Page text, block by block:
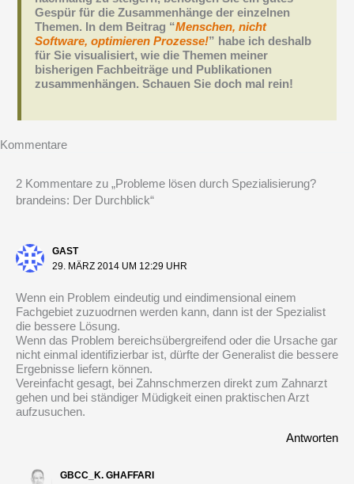
Gespür für die Zusammenhänge der einzelnen
Themen. In dem Beitrag “Menschen, nicht
Software, optimieren Prozesse!” habe ich deshalb
für Sie visualisiert, wie die Themen meiner
bisherigen Fachbeiträge und Publikationen
zusammenhängen. Schauen Sie doch mal rein!
Kommentare
2 Kommentare zu „Probleme lösen durch Spezialisierung?
brandeins: Der Durchblick“
GAST
29. MÄRZ 2014 UM 12:29 UHR
Wenn ein Problem eindeutig und eindimensional einem
Fachgebiet zuzuodrnen werden kann, dann ist der Spezialist
die bessere Lösung.
Wenn das Problem bereichsübergreifend oder die Ursache gar
nicht einmal identifizierbar ist, dürfte der Generalist die bessere
Ergebnisse liefern können.
Vereinfacht gesagt, bei Zahnschmerzen direkt zum Zahnarzt
gehen und bei ständiger Müdigkeit einen praktischen Arzt
aufzusuchen.
Antworten
GBCC_K. GHAFFARI